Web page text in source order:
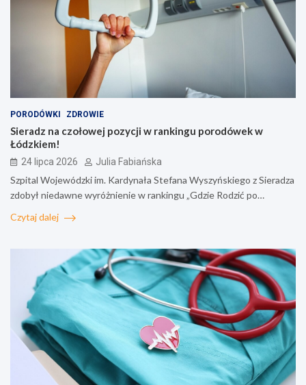
PORODÓWKI ZDROWIE
Sieradz na czołowej pozycji w rankingu porodówek w
Łódzkiem!
24 lipca 2026 Julia Fabiańska
Szpital Wojewódzki im. Kardynała Stefana Wyszyńskiego z Sieradza
zdobył niedawne wyróżnienie w rankingu „Gdzie Rodzić po…
Czytaj dalej